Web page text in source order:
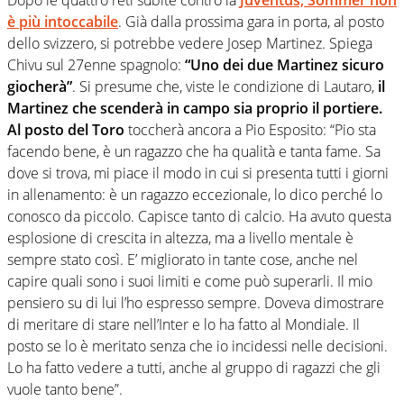
è più intoccabile. Già dalla prossima gara in porta, al posto
dello svizzero, si potrebbe vedere Josep Martinez. Spiega
Chivu sul 27enne spagnolo: “Uno dei due Martinez sicuro
giocherà”. Si presume che, viste le condizione di Lautaro, il
Martinez che scenderà in campo sia proprio il portiere.
Al posto del Toro toccherà ancora a Pio Esposito: “Pio sta
facendo bene, è un ragazzo che ha qualità e tanta fame. Sa
dove si trova, mi piace il modo in cui si presenta tutti i giorni
in allenamento: è un ragazzo eccezionale, lo dico perché lo
conosco da piccolo. Capisce tanto di calcio. Ha avuto questa
esplosione di crescita in altezza, ma a livello mentale è
sempre stato così. E’ migliorato in tante cose, anche nel
capire quali sono i suoi limiti e come può superarli. Il mio
pensiero su di lui l’ho espresso sempre. Doveva dimostrare
di meritare di stare nell’Inter e lo ha fatto al Mondiale. Il
posto se lo è meritato senza che io incidessi nelle decisioni.
Lo ha fatto vedere a tutti, anche al gruppo di ragazzi che gli
vuole tanto bene”.